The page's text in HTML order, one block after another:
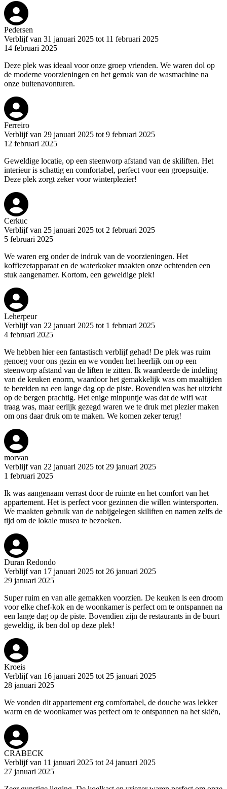
Pedersen
Verblijf van 31 januari 2025 tot 11 februari 2025
14 februari 2025
Deze plek was ideaal voor onze groep vrienden. We waren dol op
de moderne voorzieningen en het gemak van de wasmachine na
onze buitenavonturen.
Ferreiro
Verblijf van 29 januari 2025 tot 9 februari 2025
12 februari 2025
Geweldige locatie, op een steenworp afstand van de skiliften. Het
interieur is schattig en comfortabel, perfect voor een groepsuitje.
Deze plek zorgt zeker voor winterplezier!
Cerkuc
Verblijf van 25 januari 2025 tot 2 februari 2025
5 februari 2025
We waren erg onder de indruk van de voorzieningen. Het
koffiezetapparaat en de waterkoker maakten onze ochtenden een
stuk aangenamer. Kortom, een geweldige plek!
Leherpeur
Verblijf van 22 januari 2025 tot 1 februari 2025
4 februari 2025
We hebben hier een fantastisch verblijf gehad! De plek was ruim
genoeg voor ons gezin en we vonden het heerlijk om op een
steenworp afstand van de liften te zitten. Ik waardeerde de indeling
van de keuken enorm, waardoor het gemakkelijk was om maaltijden
te bereiden na een lange dag op de piste. Bovendien was het uitzicht
op de bergen prachtig. Het enige minpuntje was dat de wifi wat
traag was, maar eerlijk gezegd waren we te druk met plezier maken
om ons daar druk om te maken. We komen zeker terug!
morvan
Verblijf van 22 januari 2025 tot 29 januari 2025
1 februari 2025
Ik was aangenaam verrast door de ruimte en het comfort van het
appartement. Het is perfect voor gezinnen die willen wintersporten.
We maakten gebruik van de nabijgelegen skiliften en namen zelfs de
tijd om de lokale musea te bezoeken.
Duran Redondo
Verblijf van 17 januari 2025 tot 26 januari 2025
29 januari 2025
Super ruim en van alle gemakken voorzien. De keuken is een droom
voor elke chef-kok en de woonkamer is perfect om te ontspannen na
een lange dag op de piste. Bovendien zijn de restaurants in de buurt
geweldig, ik ben dol op deze plek!
Kroeis
Verblijf van 16 januari 2025 tot 25 januari 2025
28 januari 2025
We vonden dit appartement erg comfortabel, de douche was lekker
warm en de woonkamer was perfect om te ontspannen na het skiën,
CRABECK
Verblijf van 11 januari 2025 tot 24 januari 2025
27 januari 2025